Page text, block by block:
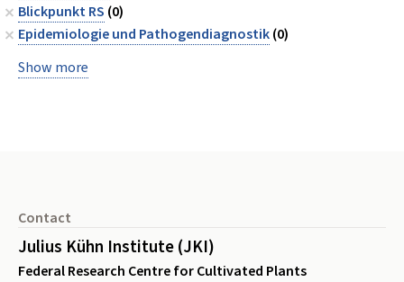
Blickpunkt RS (0)
Epidemiologie und Pathogendiagnostik(0)
Show more
Contact
Julius Kühn Institute (JKI)
Federal Research Centre for Cultivated Plants